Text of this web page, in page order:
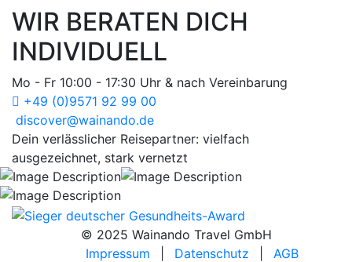
WIR BERATEN DICH
INDIVIDUELL
Mo - Fr 10:00 - 17:30 Uhr & nach Vereinbarung
+49 (0)9571 92 99 00
discover@wainando.de
Dein verlässlicher Reisepartner: vielfach
ausgezeichnet, stark vernetzt
© 2025 Wainando Travel GmbH
Impressum
Datenschutz AGB